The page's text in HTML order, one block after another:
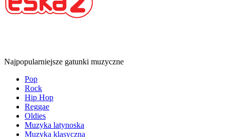
Najpopularniejsze gatunki muzyczne
Pop
Rock
Hip Hop
Reggae
Oldies
Muzyka latynoska
Muzyka klasyczna